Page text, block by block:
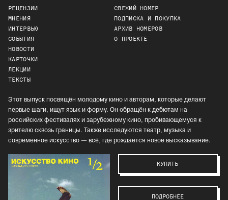
РЕЦЕНЗИИ
МНЕНИЯ
ИНТЕРВЬЮ
СОБЫТИЯ
НОВОСТИ
КАРТОЧКИ
ЛЕКЦИИ
ТЕКСТЫ
СВЕЖИЙ НОМЕР
ПОДПИСКА И ПОКУПКА
АРХИВ НОМЕРОВ
О ПРОЕКТЕ
Этот выпуск посвящён молодому кино и авторам, которые делают
первые шаги, ищут язык и форму. Он обращён к дебютам на
российских фестивалях и зарубежному кино, пробивающемуся к
зрителю сквозь границы. Также исследуются театр, музыка и
современное искусство — всё, где рождается новое высказывание.
КУПИТЬ
ПОДРОБНЕЕ